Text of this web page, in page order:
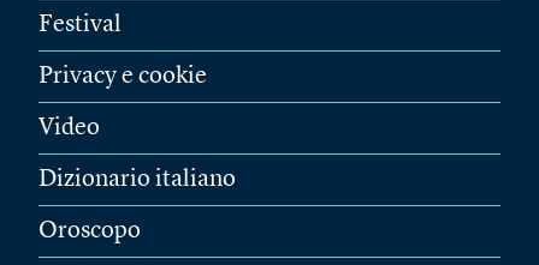
Festival
Privacy e cookie
Video
Dizionario italiano
Oroscopo